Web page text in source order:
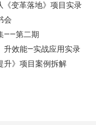
《变革落地》项目实录
会
——第二期
升效能—实战应用实录
升》项目案例拆解